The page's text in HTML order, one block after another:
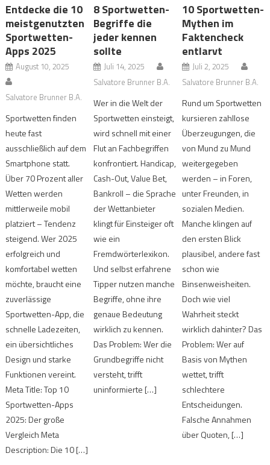
Entdecke die 10
meistgenutzten
Sportwetten-
Apps 2025
August 10, 2025
Salvatore Brunner B.A.
Sportwetten finden
heute fast
ausschließlich auf dem
Smartphone statt.
Über 70 Prozent aller
Wetten werden
mittlerweile mobil
platziert – Tendenz
steigend. Wer 2025
erfolgreich und
komfortabel wetten
möchte, braucht eine
zuverlässige
Sportwetten-App, die
schnelle Ladezeiten,
ein übersichtliches
Design und starke
Funktionen vereint.
Meta Title: Top 10
Sportwetten-Apps
2025: Der große
Vergleich Meta
Description: Die 10 […]
8 Sportwetten-
Begriffe die
jeder kennen
sollte
Juli 14, 2025
Salvatore Brunner B.A.
Wer in die Welt der
Sportwetten einsteigt,
wird schnell mit einer
Flut an Fachbegriffen
konfrontiert. Handicap,
Cash-Out, Value Bet,
Bankroll – die Sprache
der Wettanbieter
klingt für Einsteiger oft
wie ein
Fremdwörterlexikon.
Und selbst erfahrene
Tipper nutzen manche
Begriffe, ohne ihre
genaue Bedeutung
wirklich zu kennen.
Das Problem: Wer die
Grundbegriffe nicht
versteht, trifft
uninformierte […]
10 Sportwetten-
Mythen im
Faktencheck
entlarvt
Juli 2, 2025
Salvatore Brunner B.A.
Rund um Sportwetten
kursieren zahllose
Überzeugungen, die
von Mund zu Mund
weitergegeben
werden – in Foren,
unter Freunden, in
sozialen Medien.
Manche klingen auf
den ersten Blick
plausibel, andere fast
schon wie
Binsenweisheiten.
Doch wie viel
Wahrheit steckt
wirklich dahinter? Das
Problem: Wer auf
Basis von Mythen
wettet, trifft
schlechtere
Entscheidungen.
Falsche Annahmen
über Quoten, […]